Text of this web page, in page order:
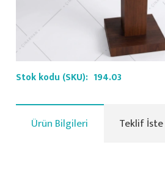
Stok kodu (SKU): 194.03
Ürün Bilgileri Teklif İste